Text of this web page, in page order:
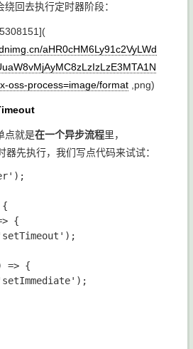
回去执行定时器阶段：
aHR0cHM6Ly91c2VyLWd
oss-process=image/format ,png)
点就是在一个异步流程里，
器先执行，我们写点代码来试试：
{
{
=> {